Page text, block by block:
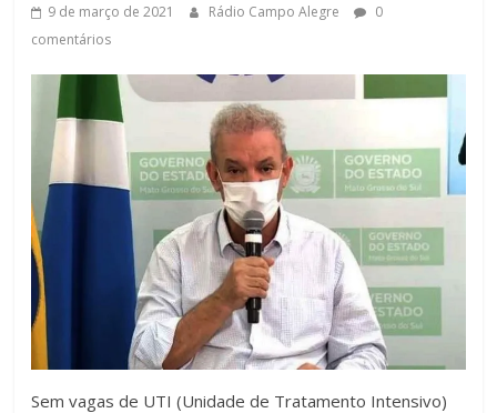
9 de março de 2021 Rádio Campo Alegre
0
comentários
Sem vagas de UTI (Unidade de Tratamento Intensivo)